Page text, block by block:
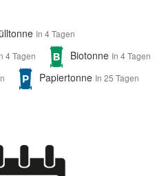
In 4 Tagen
4 Tagen Biotonne In 4 Tagen
Papiertonne In 25 Tagen